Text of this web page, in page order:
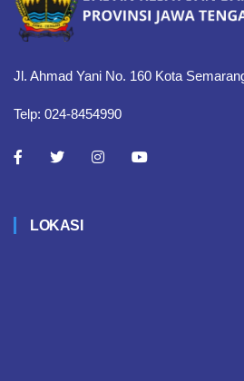
Jl. Ahmad Yani No. 160 Kota
Telp: 024-8454990
LOKASI